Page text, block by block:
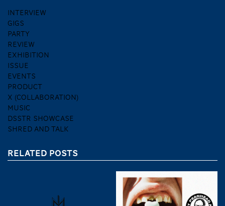
INTERVIEW
GIGS
PARTY
REVIEW
EXHIBITION
ISSUE
EVENTS
PRODUCT
X (COLLABORATION)
MUSIC
DSSTR SHOWCASE
SHRED AND TALK
RELATED POSTS